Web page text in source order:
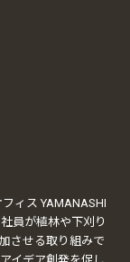
ィス YAMANASHI
員が植林や下刈り
させる取り組みで